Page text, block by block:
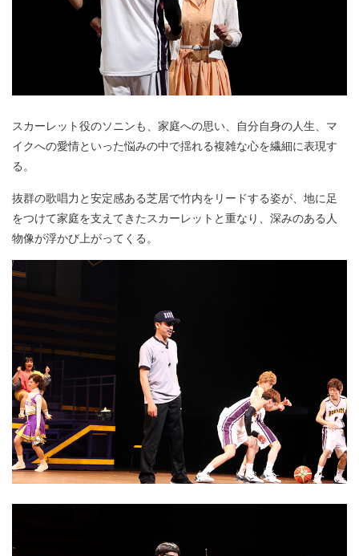
スカーレット役のソニンも、家庭への思い、自分自身の人生、マ
イクへの愛情といった悩みの中で揺れる複雑な心を繊細に表現す
る。
抜群の歌唱力と安定感ある芝居で竹内をリードする姿が、地に足
をつけて家庭を支えてきたスカーレットと重なり、深みのある人
物像が浮かび上がってくる。